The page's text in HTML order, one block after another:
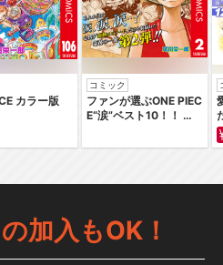
カラー版
コミック
ファンが選ぶONE PIEC
E“涙”ベスト10！！ ～
編～ カラー版
加入もOK！